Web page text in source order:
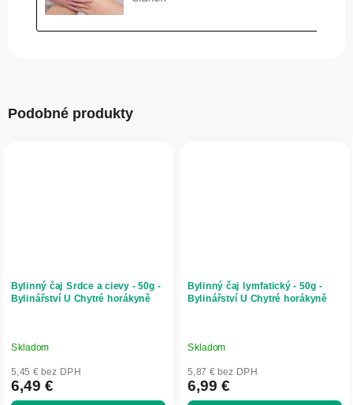
Podobné produkty
Bylinný čaj Srdce a cievy - 50g -
Bylinářství U Chytré horákyně
Skladom
5,45 € bez DPH
6,49 €
Bylinný čaj lymfatický - 50g -
Bylinářství U Chytré horákyně
Skladom
5,87 € bez DPH
6,99 €